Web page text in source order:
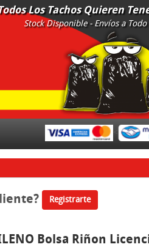
Los Tachos Quieren
Stock Disponible - Envíos a Todo
Registrarte
Bolsa Riñon